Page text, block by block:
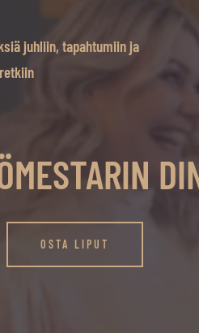
juhliin, tapahtumiin ja
OSTA LIPUT